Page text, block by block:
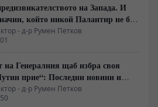
на Запада. И
който никой Палантир не би
- д-р Румен Петков
на Генералния щаб избра своя
прие“: Последни новини и
– Суровикин, датата на
на ДНР, „Кой стои зад ударите по
- д-р Румен Петков